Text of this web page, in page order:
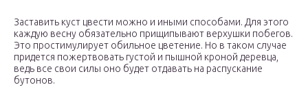
Заставить куст цвести можно и иными способами. Для этого
каждую весну обязательно прищипывают верхушки побегов.
Это простимулирует обильное цветение. Но в таком случае
придется пожертвовать густой и пышной кроной деревца,
ведь все свои силы оно будет отдавать на распускание
бутонов.